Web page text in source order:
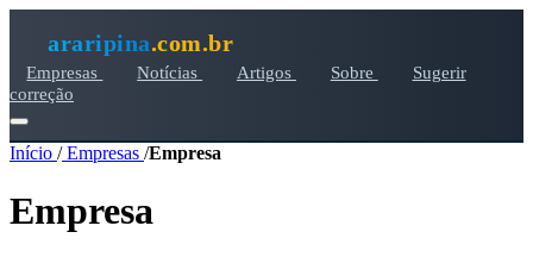
araripina.com.br
Empresas Notícias Artigos Sobre
Sugerir
correção
Início /Empresas /Empresa
Empresa